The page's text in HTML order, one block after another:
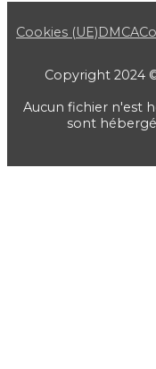
Cookies (UE) DMCA
Copyright 2024
Aucun fichier n'est
sont